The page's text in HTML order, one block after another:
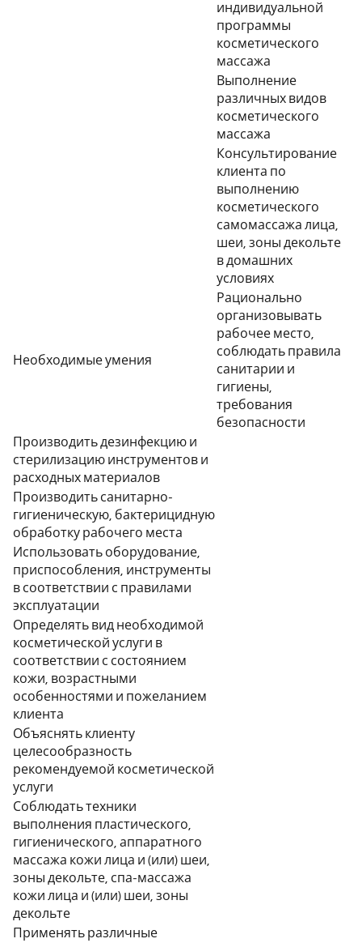
индивидуальной
программы
косметического
массажа
Выполнение
различных видов
косметического
массажа
Консультирование
клиента по
выполнению
косметического
самомассажа лица,
шеи, зоны декольте
в домашних
условиях
Необходимые умения
Рационально
организовывать
рабочее место,
соблюдать правила
санитарии и
гигиены,
требования
безопасности
Производить дезинфекцию и
стерилизацию инструментов и
расходных материалов
Производить санитарно-
гигиеническую, бактерицидную
обработку рабочего места
Использовать оборудование,
приспособления, инструменты
в соответствии с правилами
эксплуатации
Определять вид необходимой
косметической услуги в
соответствии с состоянием
кожи, возрастными
особенностями и пожеланием
клиента
Объяснять клиенту
целесообразность
рекомендуемой косметической
услуги
Соблюдать техники
выполнения пластического,
гигиенического, аппаратного
массажа кожи лица и (или) шеи,
зоны декольте, спа-массажа
кожи лица и (или) шеи, зоны
декольте
Применять различные